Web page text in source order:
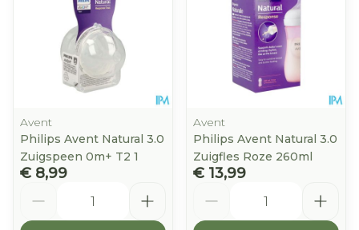
Avent
Philips Avent Natural 3.0
Zuigspeen 0m+ T2 1
€ 8,99
Avent
Philips Avent Natural 3.0
Zuigfles Roze 260ml
€ 13,99